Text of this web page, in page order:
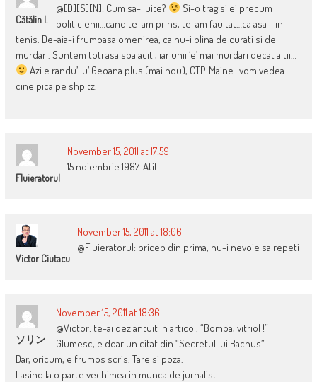
Cătălin I.
@[D][S][N]: Cum sa-l uite?
Si-o trag si ei precum
politicienii…cand te-am prins, te-am faultat…ca asa-i in
tenis. De-aia-i frumoasa omenirea, ca nu-i plina de curati si de
murdari. Suntem toti asa spalaciti, iar unii ‘e’ mai murdari decat altii…
Azi e randu’ lu’ Geoana plus (mai nou), CTP. Maine…vom vedea
cine pica pe shpitz.
Fluieratorul
November 15, 2011 at 17:59
15 noiembrie 1987. Atit.
Victor Ciutacu
November 15, 2011 at 18:06
@Fluieratorul: pricep din prima, nu-i nevoie sa repeti
ソリン
November 15, 2011 at 18:36
@Victor: te-ai dezlantuit in articol. “Bomba, vitriol !”
Glumesc, e doar un citat din “Secretul lui Bachus”.
Dar, oricum, e frumos scris. Tare si poza.
Lasind la o parte vechimea in munca de jurnalist